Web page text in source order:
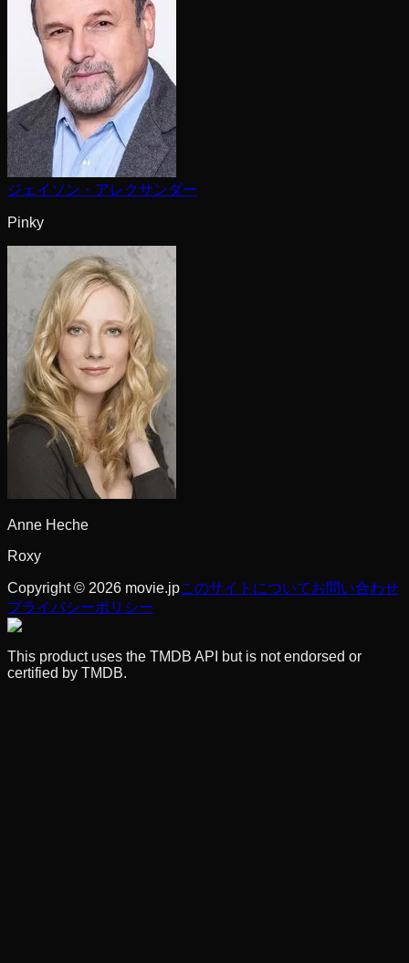
ジェイソン・アレクサンダー
Pinky
Anne Heche
Roxy
Copyright © 2026 movie.jpこのサイトについてお問い合わせ
プライバシーポリシー
This product uses the TMDB API but is not endorsed or
certified by TMDB.